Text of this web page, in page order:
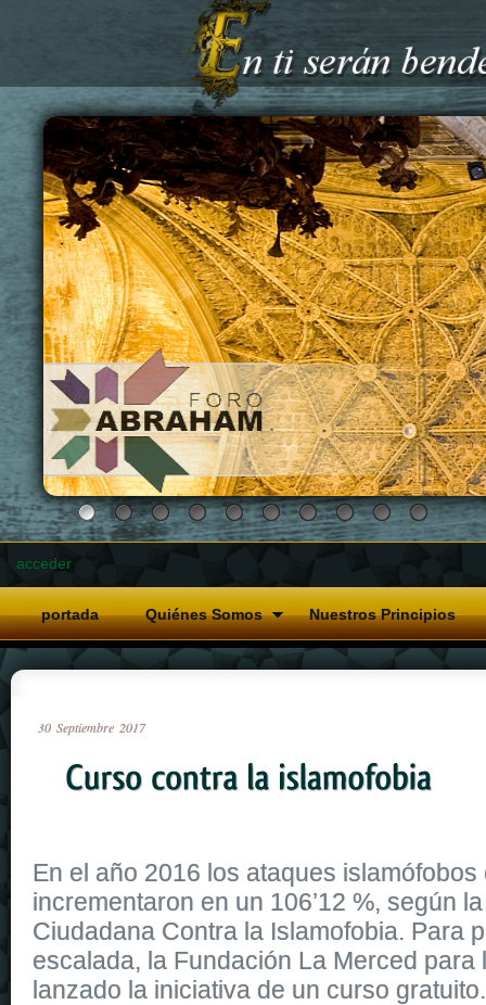
acceder
portada Quiénes Somos Nuestros Principios
30 Septiembre 2017
En el año 2016 los ataques
incrementaron en un 106’12 %, según
Ciudadana Contra la Islamofobia. Para
escalada, la Fundación La Merced para
lanzado la iniciativa de un curso gratuito.